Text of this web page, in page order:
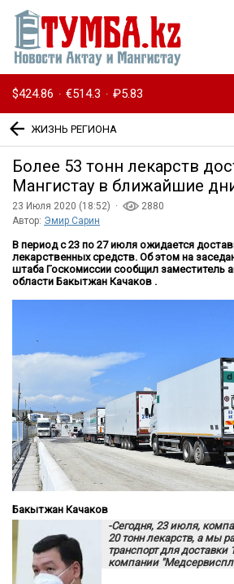
$424.86 · €514.3 · ₽5.83
ЖИЗНЬ РЕГИОНА
Более 53 тонн лекарств
Мангистау в ближайшие
23 Июля 2020 (18:52) ·
2880
Автор: Эмир Сарин
В период с 23 по 27 июля ожидается
лекарственных средств. Об этом на
штаба Госкомиссии сообщил заместитель
области Бакытжан Качаков .
Бакытжан Качаков
-Сегодня, 23 июля,
20 тонн лекарств, а мы
транспорт для доставки
компании